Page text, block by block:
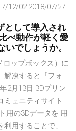
12/02 2018/07/27
として導入され
べ動作が軽く愛
でしょうか。
ロップボックス）に
解凍すると「フォ
2月13日 3Dプリン
ミュニティサイト
用の3Dデータを 用
用することで、